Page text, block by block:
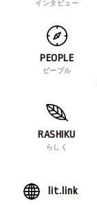
インタビュー
PEOPLE
ピープル
RASHIKU
らしく
lit.link